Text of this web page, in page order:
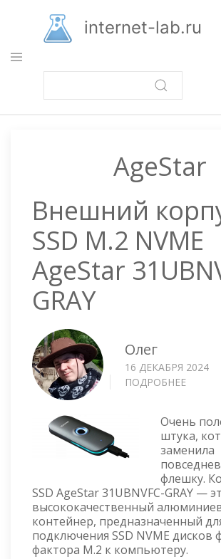
основному
содержанию
internet-lab.ru
AgeStar
Внешний
SSD M.2 NVME
AgeStar
GRAY
Олег
16 ДЕКАБРЯ 2024
ПОДРОБНЕЕ
SSD
M.2
NVME
GRAY
Очень
штука,
заменила
флешку.
SSD AgeStar 31UBNVFC-GRAY —
высококачественный
контейнер, предназначенный
подключения SSD NVME дисков
фактора M.2 к компьютеру.